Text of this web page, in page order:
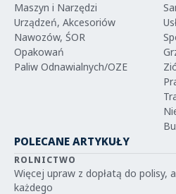
Maszyn i Narzędzi
Urządzeń, Akcesoriów
Nawozów, ŚOR
Opakowań
Paliw Odnawialnych/OZE
POLECANE ARTYKUŁY
ROLNICTWO
Więcej upraw z dopłatą do polisy,
każdego